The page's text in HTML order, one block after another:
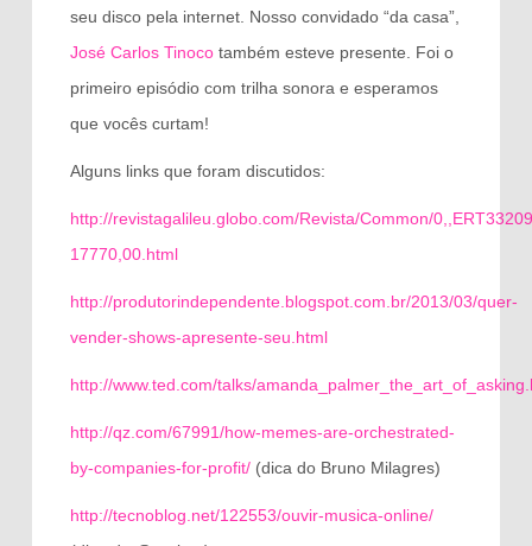
seu disco pela internet. Nosso convidado “da casa”,
José Carlos Tinocotambém esteve presente. Foi o
primeiro episódio com trilha sonora e esperamos
que vocês curtam!
Alguns links que foram discutidos:
http://revistagalileu.globo.com/Revista/Common/
17770,00.html
http://produtorindependente.blogspot.com.br/2013/03/quer-
vender-shows-apresente-seu.html
http://www.ted.com/talks/
http://qz.com/67991/how-memes-are-orchestrated-
by-companies-for-profit/(dica do Bruno Milagres)
http://tecnoblog.net/122553/ouvir-musica-online/